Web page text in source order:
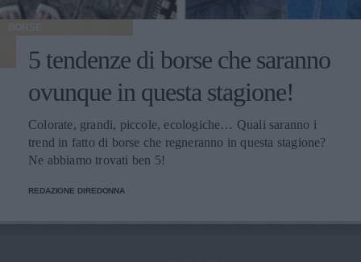
BORSE
5 tendenze di borse che saranno
ovunque in questa stagione!
Colorate, grandi, piccole, ecologiche… Quali saranno i
trend in fatto di borse che regneranno in questa stagione?
Ne abbiamo trovati ben 5!
REDAZIONE DIREDONNA